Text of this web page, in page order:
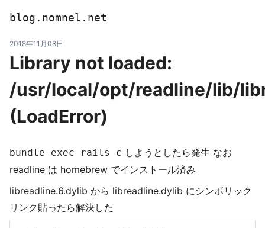
blog.nomnel.net
2018年11月08日
Library not loaded:
/usr/local/opt/readline/lib/
(LoadError)
bundle exec rails c しようとしたら発生 なお
readline は homebrew でインストール済み
libreadline.6.dylib から libreadline.dylib にシンボリック
リンク貼ったら解決した